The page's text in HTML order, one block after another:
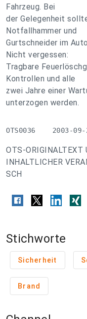
Fahrzeug. Bei
der Gelegenheit
Notfallhammer und
Gurtschneider im
Nicht vergessen:
Tragbare
Kontrollen und alle
zwei Jahre einer
unterzogen werden.
OTS0036    2003-
OTS-ORIGINALTEXT
INHALTLICHER
SCH
Stichworte
Sicherheit
Brand